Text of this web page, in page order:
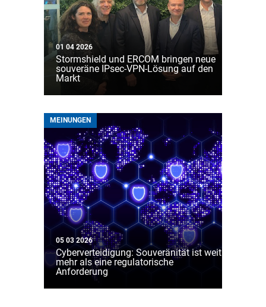
01 04 2026
Stormshield und ERCOM bringen neue
souveräne IPsec-VPN-Lösung auf den
Markt
MEINUNGEN
05 03 2026
Cyberverteidigung: Souveränität ist weit
mehr als eine regulatorische
Anforderung